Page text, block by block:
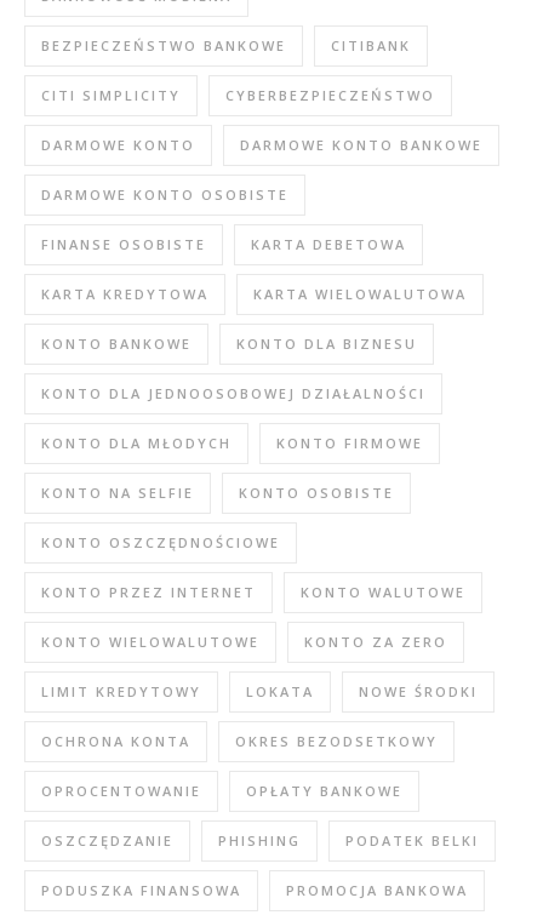
BEZPIECZEŃSTWO BANKOWE CITIBANK
CITI SIMPLICITY CYBERBEZPIECZEŃSTWO
DARMOWE KONTO DARMOWE KONTO BANKOWE
DARMOWE KONTO OSOBISTE
FINANSE OSOBISTE KARTA DEBETOWA
KARTA KREDYTOWA KARTA WIELOWALUTOWA
KONTO BANKOWE KONTO DLA BIZNESU
KONTO DLA JEDNOOSOBOWEJ DZIAŁALNOŚCI
KONTO DLA MŁODYCH KONTO FIRMOWE
KONTO NA SELFIE KONTO OSOBISTE
KONTO OSZCZĘDNOŚCIOWE
KONTO PRZEZ INTERNET KONTO WALUTOWE
KONTO WIELOWALUTOWE KONTO ZA ZERO
LIMIT KREDYTOWY LOKATA NOWE ŚRODKI
OCHRONA KONTA OKRES BEZODSETKOWY
OPROCENTOWANIE OPŁATY BANKOWE
OSZCZĘDZANIE PHISHING PODATEK BELKI
PODUSZKA FINANSOWA PROMOCJA BANKOWA